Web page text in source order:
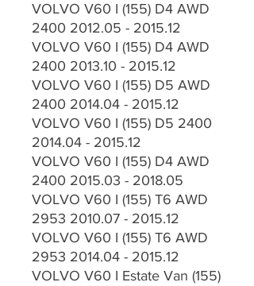
VOLVO V60 I (155) D4 AWD
2400 2012.05 - 2015.12
VOLVO V60 I (155) D4 AWD
2400 2013.10 - 2015.12
VOLVO V60 I (155) D5 AWD
2400 2014.04 - 2015.12
VOLVO V60 I (155) D5 2400
2014.04 - 2015.12
VOLVO V60 I (155) D4 AWD
2400 2015.03 - 2018.05
VOLVO V60 I (155) T6 AWD
2953 2010.07 - 2015.12
VOLVO V60 I (155) T6 AWD
2953 2014.04 - 2015.12
VOLVO V60 I Estate Van (155)